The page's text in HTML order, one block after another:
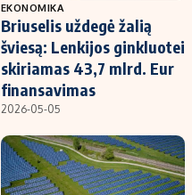
EKONOMIKA
Briuselis uždegė žalią
šviesą: Lenkijos ginkluotei
skiriamas 43,7 mlrd. Eur
finansavimas
2026-05-05